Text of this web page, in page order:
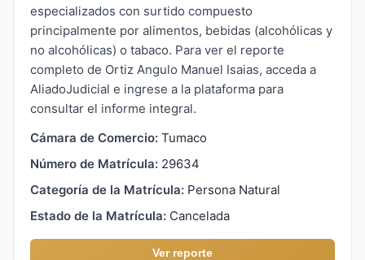
especializados con surtido compuesto
principalmente por alimentos, bebidas (alcohólicas y
no alcohólicas) o tabaco. Para ver el reporte
completo de Ortiz Angulo Manuel Isaias, acceda a
AliadoJudicial e ingrese a la plataforma para
consultar el informe integral.
Cámara de Comercio: Tumaco
Número de Matrícula: 29634
Categoría de la Matrícula: Persona Natural
Estado de la Matrícula: Cancelada
Ver reporte